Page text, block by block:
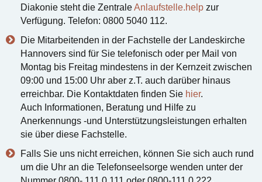
Diakonie steht die ZentraleAnlaufstelle.help zur
Verfügung. Telefon: 0800 5040 112.
Die Mitarbeitenden in der Fachstelle der Landeskirche
Hannovers sind für Sie telefonisch oder per Mail von
Montag bis Freitag mindestens in der Kernzeit zwischen
09:00 und 15:00 Uhr aber z.T. auch darüber hinaus
erreichbar. Die Kontaktdaten finden Sie hier.
Auch Informationen, Beratung und Hilfe zu
Anerkennungs -und Unterstützungsleistungen erhalten
sie über diese Fachstelle.
Falls Sie uns nicht erreichen, können Sie sich auch rund
um die Uhr an die Telefonseelsorge wenden unter der